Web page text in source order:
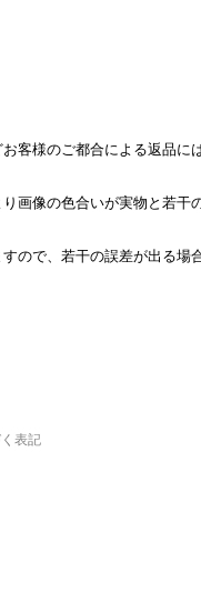
客様のご都合による返品に
画像の色合いが実物と若干
ので、若干の誤差が出る場
表記